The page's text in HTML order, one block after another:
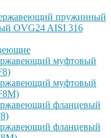
пружинный
OVG24 AISI 316
муфтовый
муфтовый
фланцевый
фланцевый